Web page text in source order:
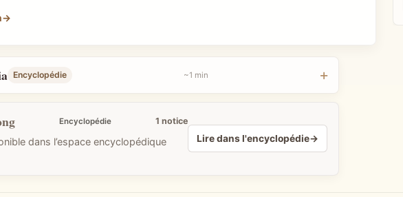
→
Encyclopédie ~1 min
Encyclopédie 1 notice
dans l’espace encyclopédique
Lire dans l'encyclopédie→